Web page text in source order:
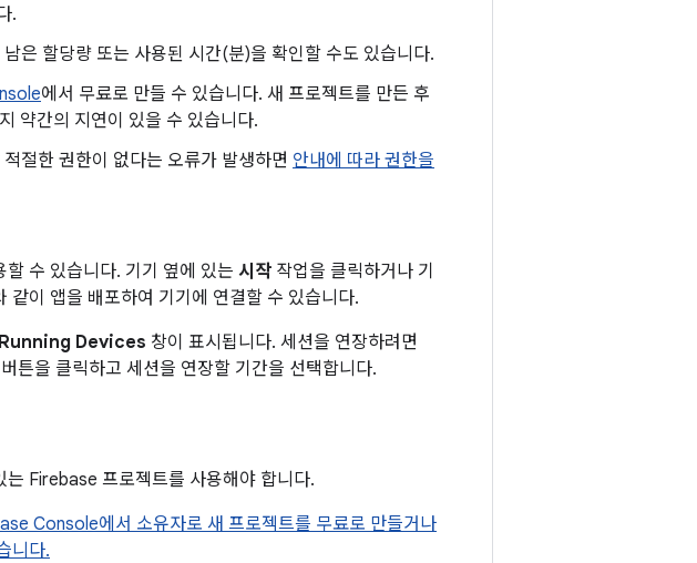
.
은 할당량 또는 사용된 시간(분)을 확인할 수도 있습니다.
에서 무료로 만들 수 있습니다. 새 프로젝트를 만든 후
약간의 지연이 있을 수 있습니다.
절한 권한이 없다는 오류가 발생하면 안내에 따라 권한을
수 있습니다. 기기 옆에 있는 시작 작업을 클릭하거나 기
같이 앱을 배포하여 기기에 연결할 수 있습니다.
Running Devices 창이 표시됩니다. 세션을 연장하려면
버튼을 클릭하고 세션을 연장할 기간을 선택합니다.
는 Firebase 프로젝트를 사용해야 합니다.
Console에서 소유자로 새 프로젝트를 무료로 만들거나
니다.